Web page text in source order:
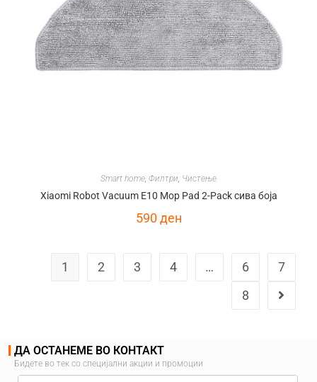
Smart home, Филтри, Чистење
Xiaomi Robot Vacuum E10 Mop Pad 2-Pack сива боја
590ден
1 2 3 4 … 6
7
8
ДА ОСТАНЕМЕ ВО КОНТАКТ
Бидете во тек со специјални акции и промоции